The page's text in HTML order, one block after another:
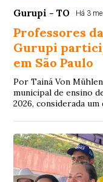
Gurupi - TO Há 3
Professores
Gurupi
em São Paulo
Por Tainá Von
municipal de ensino
2026, considerada um